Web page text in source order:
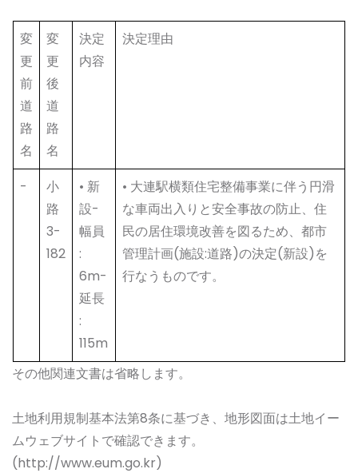
変
更
前
道
路
名
変
更
後
道
路
名
決定
内容
決定理由
-
小
路
3-
182
• 新
設-
幅員
:
6m-
延長
:
115m
• 大連駅横類住宅整備事業に伴う円滑
な車両出入りと安全事故の防止、住
民の居住環境改善を図るため、都市
管理計画(施設:道路)の決定(新設)を
行なうものです。
その他関連文書は省略します。
土地利用規制基本法第8条に基づき、地形図面は土地イー
ムウェブサイトで確認できます。
(http://www.eum.go.kr)